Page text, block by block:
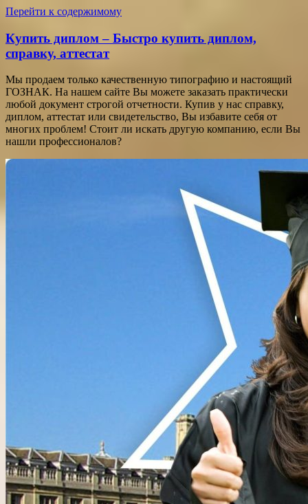
Перейти к содержимому
Купить диплом – Быстро купить диплом,
справку, аттестат
Мы продаем только качественную типографию и настоящий
ГОЗНАК. На нашем сайте Вы можете заказать практически
любой документ строгой отчетности. Купив у нас справку,
диплом, аттестат или свидетельство, Вы избавите себя от
многих проблем! Стоит ли искать другую компанию, если Вы
нашли профессионалов?